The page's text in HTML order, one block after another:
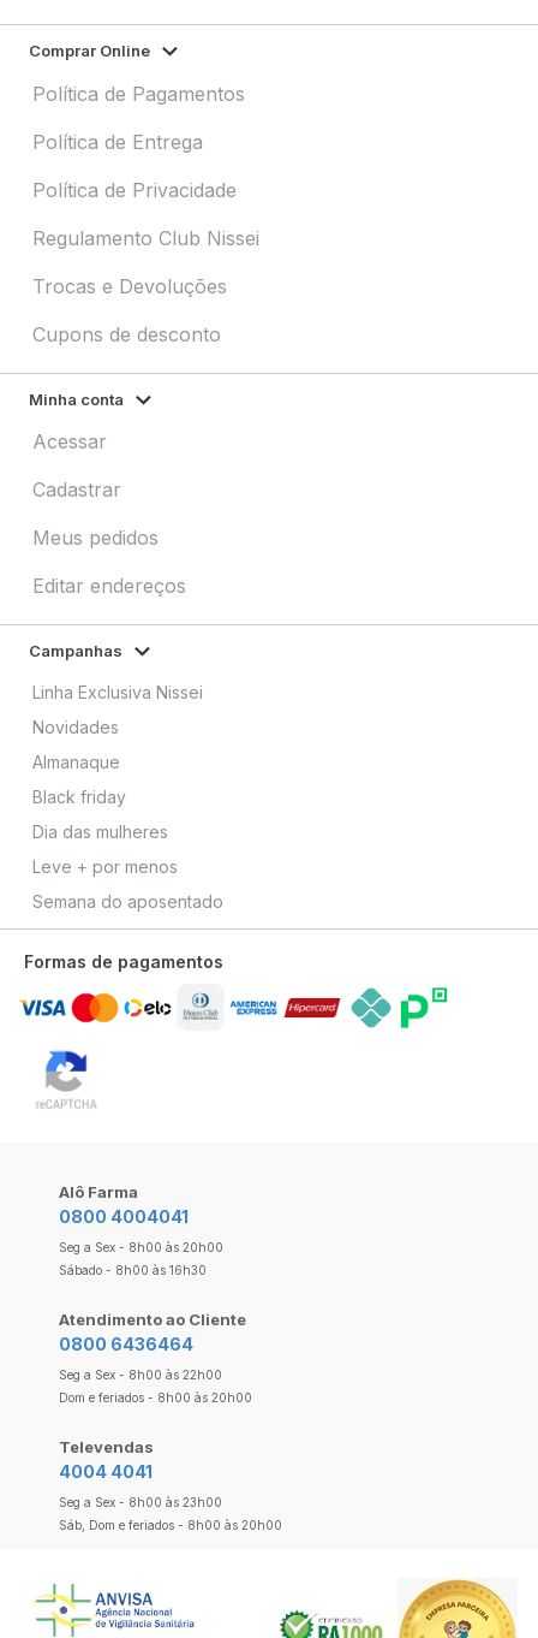
Comprar Online
Política de Pagamentos
Política de Entrega
Política de Privacidade
Regulamento Club Nissei
Trocas e Devoluções
Cupons de desconto
Minha conta
Acessar
Cadastrar
Meus pedidos
Editar endereços
Campanhas
Linha Exclusiva Nissei
Novidades
Almanaque
Black friday
Dia das mulheres
Leve + por menos
Semana do aposentado
Formas de pagamentos
Alô Farma
0800 4004041
Seg a Sex - 8h00 às 20h00
Sábado - 8h00 às 16h30
Atendimento ao Cliente
0800 6436464
Seg a Sex - 8h00 às 22h00
Dom e feriados - 8h00 às 20h00
Televendas
4004 4041
Seg a Sex - 8h00 às 23h00
Sáb, Dom e feriados - 8h00 às 20h00